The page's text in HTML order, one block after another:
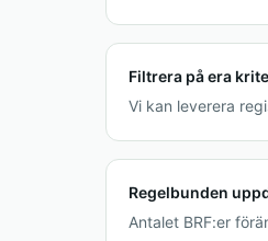
Filtrera på era
Vi kan leverera
Regelbunden
Antalet BRF:er